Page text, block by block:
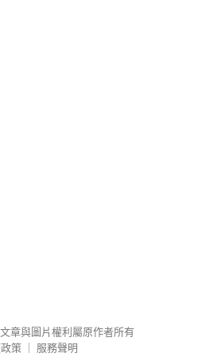
文章與圖片權利屬原作者所有
策
服務聲明